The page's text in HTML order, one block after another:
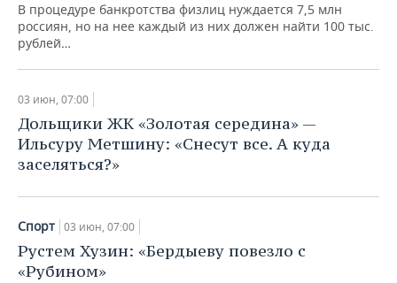
В процедуре банкротства физлиц нуждается 7,5 млн
россиян, но на нее каждый из них должен найти 100 тыс.
рублей…
03 июн, 07:00
Дольщики ЖК «Золотая середина» —
Ильсуру Метшину: «Снесут все. А куда
заселяться?»
Спорт 03 июн, 07:00
Рустем Хузин: «Бердыеву повезло с
«Рубином»